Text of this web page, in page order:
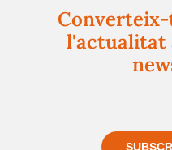
l'actualitat